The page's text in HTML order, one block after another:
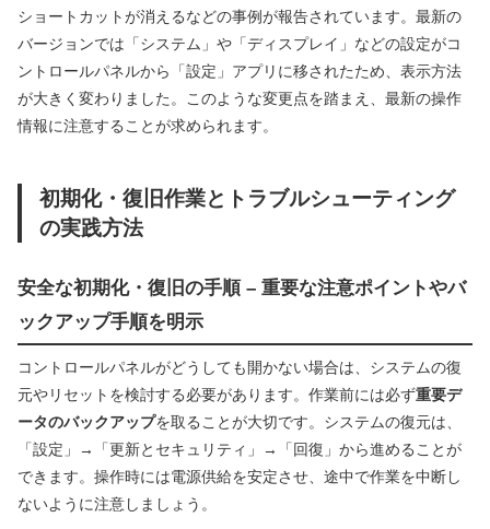
ショートカットが消えるなどの事例が報告されています。最新の
バージョンでは「システム」や「ディスプレイ」などの設定がコ
ントロールパネルから「設定」アプリに移されたため、表示方法
が大きく変わりました。このような変更点を踏まえ、最新の操作
情報に注意することが求められます。
初期化・復旧作業とトラブルシューティング
の実践方法
安全な初期化・復旧の手順 – 重要な注意ポイントやバ
ックアップ手順を明示
コントロールパネルがどうしても開かない場合は、システムの復
元やリセットを検討する必要があります。作業前には必ず重要デ
ータのバックアップを取ることが大切です。システムの復元は、
「設定」→「更新とセキュリティ」→「回復」から進めることが
できます。操作時には電源供給を安定させ、途中で作業を中断し
ないように注意しましょう。